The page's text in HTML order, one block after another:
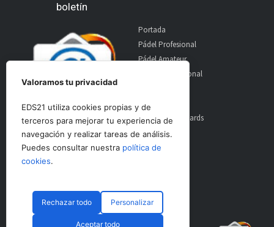
boletín
Portada
Pádel Profesional
Pádel Amateur
Pádel Internacional
Material
World Padel Awards
Contacto
Publicidad
© CopyRight 2024 PadelSpain
Valoramos tu privacidad
EDS21 utiliza cookies propias y de
terceros para mejorar tu experiencia de
navegación y realizar tareas de análisis.
Puedes consultar nuestra política de
cookies.
Rechazar todo Personalizar
Aceptar todo